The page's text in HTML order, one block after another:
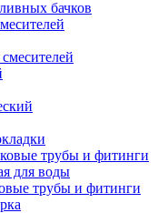
бачков
трубы и фитинги
для воды
трубы и фитинги